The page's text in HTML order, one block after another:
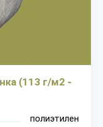
(113 г/м2 -
полиэтилен